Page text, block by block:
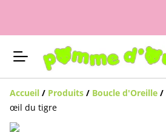
Accueil / Produits / Boucle d'Oreille /
œil du tigre